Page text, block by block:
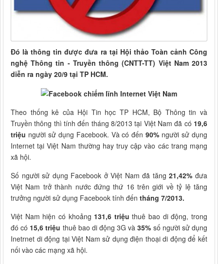
Đó là thông tin được đưa ra tại Hội thảo Toàn cảnh Công
nghệ Thông tin - Truyền thông (CNTT-TT) Việt Nam 2013
diễn ra ngày 20/9 tại TP HCM.
Theo thống kê của Hội Tin học TP HCM, Bộ Thông tin và
Truyền thông thì tính đến tháng 8/2013 tại Việt Nam đã có 19,6
triệu người sử dụng Facebook. Và có đến90% người sử dụng
Internet tại Việt Nam thường hay truy cập vào các trang mạng
xã hội.
Số người sử dụng Facebook ở Việt Nam đã tăng21,42% đưa
Việt Nam trở thành nước đứng thứ 16 trên giới về tỷ lệ tăng
trưởng người sử dụng Facebook tính đến tháng 7/2013.
Việt Nam hiện có khoảng 131,6 triệu thuê bao di động, trong
đó có 15,6 triệu thuê bao di động 3G và35% số người sử dụng
Inetrnet di động tại Việt Nam sử dụng điện thoại di động để kết
nối vào các mạng xã hội.